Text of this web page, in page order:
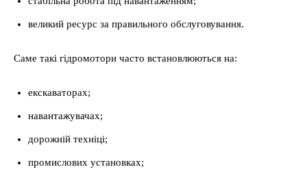
великий ресурс за правильного обслуговування.
Саме такі гідромотори часто встановлюються на:
екскаваторах;
навантажувачах;
дорожній техніці;
промислових установках;